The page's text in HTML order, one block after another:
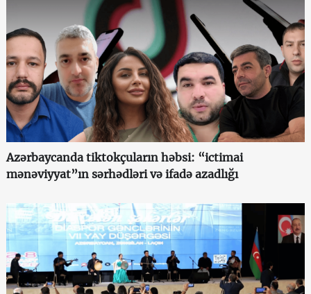
Azərbaycanda tiktokçuların həbsi: “ictimai
mənəviyyat”ın sərhədləri və ifadə azadlığı